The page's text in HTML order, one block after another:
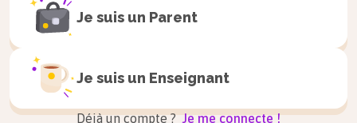
Je suis un Parent
Je suis un Enseignant
Déjà un compte ? Je me connecte !